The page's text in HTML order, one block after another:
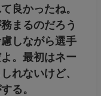
良かったね。
まるのだろう
しながら選手
。最初はネー
れないけど、
る。